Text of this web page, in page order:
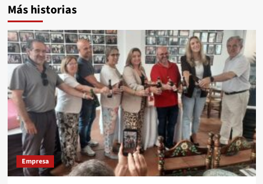
Más historias
Empresa